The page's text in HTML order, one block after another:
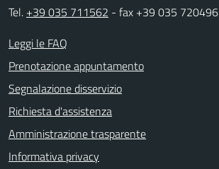
Tel. +39 035 711562 - fax +39 035 720496
Leggi le FAQ
Prenotazione appuntamento
Segnalazione disservizio
Richiesta d'assistenza
Amministrazione trasparente
Informativa privacy